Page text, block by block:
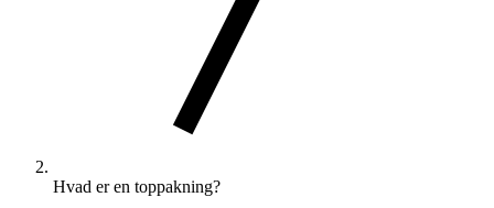
Hvad er en toppakning?